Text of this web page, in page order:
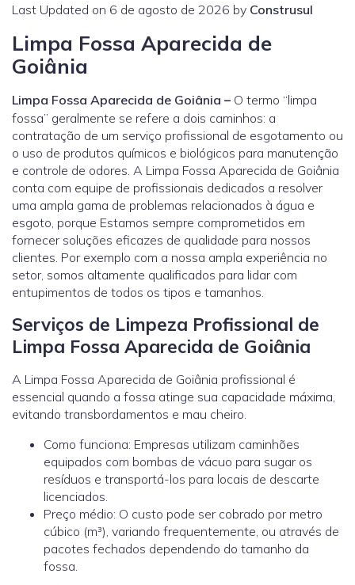
Last Updated on 6 de agosto de 2026 by Construsul
Limpa Fossa Aparecida de
Goiânia
Limpa Fossa Aparecida de Goiânia – O termo “limpa
fossa” geralmente se refere a dois caminhos: a
contratação de um serviço profissional de esgotamento ou
o uso de produtos químicos e biológicos para manutenção
e controle de odores. A Limpa Fossa Aparecida de Goiânia
conta com equipe de profissionais dedicados a resolver
uma ampla gama de problemas relacionados à água e
esgoto, porque Estamos sempre comprometidos em
fornecer soluções eficazes de qualidade para nossos
clientes. Por exemplo com a nossa ampla experiência no
setor, somos altamente qualificados para lidar com
entupimentos de todos os tipos e tamanhos.
Serviços de Limpeza Profissional de
Limpa Fossa Aparecida de Goiânia
A Limpa Fossa Aparecida de Goiânia profissional é
essencial quando a fossa atinge sua capacidade máxima,
evitando transbordamentos e mau cheiro.
Como funciona: Empresas utilizam caminhões
equipados com bombas de vácuo para sugar os
resíduos e transportá-los para locais de descarte
licenciados.
Preço médio: O custo pode ser cobrado por metro
cúbico (m³), variando frequentemente, ou através de
pacotes fechados dependendo do tamanho da
fossa.